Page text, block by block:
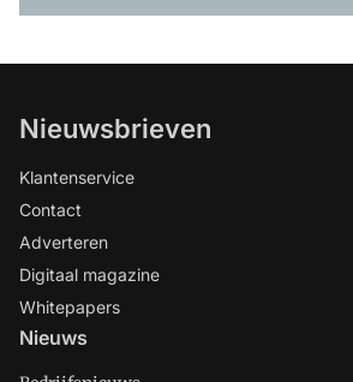
Nieuwsbrieven
Klantenservice
Contact
Adverteren
Digitaal magazine
Whitepapers
Nieuws